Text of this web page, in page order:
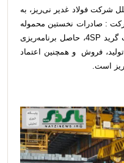
شرکت فولاد غدیر نی‌ریز، به
: صادرات نخستین محموله
۲۷ هزار و ۵۰۰ تنی شمش فولادی بیلت گرید 4SP، حاصل برنامه‌ریزی
فروش و همچنین اعتماد
است.